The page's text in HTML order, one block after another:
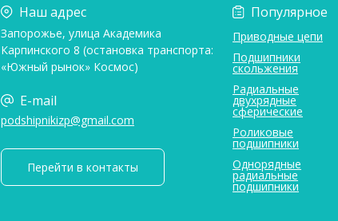
Наш адрес
Запорожье, улица Академика
Карпинского 8 (остановка транспорта:
«Южный рынок» Космос)
E-mail
podshipnikizp@gmail.com
Перейти в контакты
Популярное
Приводные цепи
Подшипники
скольжения
Радиальные
двухрядные
сферические
Роликовые
подшипники
Однорядные
радиальные
подшипники